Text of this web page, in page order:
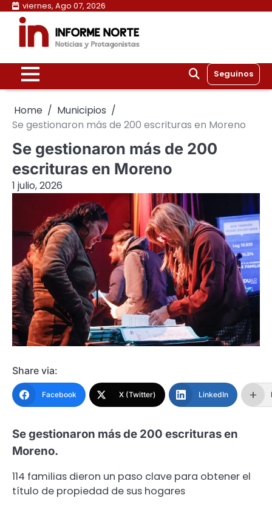
Skip
content
viernes, Ago 07, 2026
Seguinos
Home
Municipios
Se gestionaron más de 200 escrituras en Moreno
Se gestionaron más de 200
escrituras en Moreno
1 julio, 2026
Share via:
Facebook X (Twitter) LinkedIn
Se gestionaron más de 200 escrituras en
Moreno.
114 familias dieron un paso clave para obtener el
título de propiedad de sus hogares